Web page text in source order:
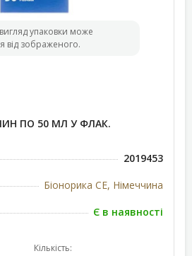
упаковки може
від зображеного.
ПО 50 МЛ У ФЛАК.
2019453
Біонорика СЕ, Німеччина
Є в наявності
Кількість: